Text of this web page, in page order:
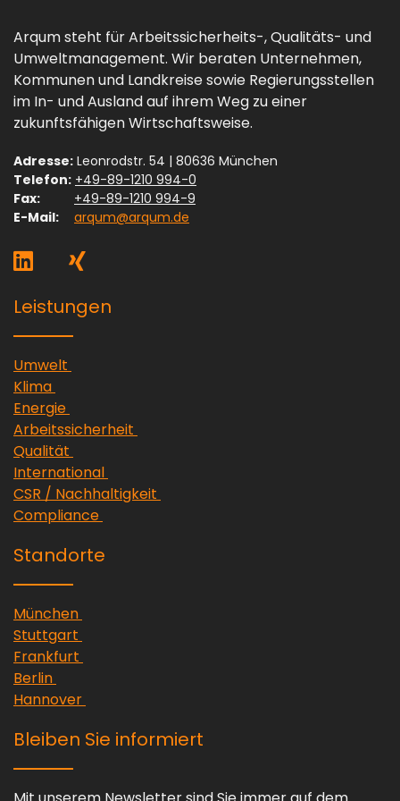
Arqum steht für Arbeitssicherheits-, Qualitäts- und
Umweltmanagement. Wir beraten Unternehmen,
Kommunen und Landkreise sowie Regierungsstellen
im In- und Ausland auf ihrem Weg zu einer
zukunftsfähigen Wirtschaftsweise.
Adresse: Leonrodstr. 54 | 80636 München
Telefon: +49-89-1210 994-0
Fax:
+49-89-1210 994-9
E-Mail:
arqum@arqum.de
Arqum auf LinkedIn
(Link öffnet sich in einem neuen
Arqum auf Xing
(Link öffnet sich in einem
Leistungen
Umwelt
Klima
Energie
Arbeitssicherheit
Qualität
International
CSR / Nachhaltigkeit
Compliance
Standorte
München
Stuttgart
Frankfurt
Berlin
Hannover
Bleiben Sie informiert